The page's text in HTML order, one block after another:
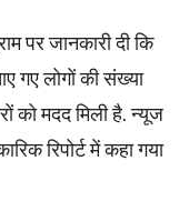
पर जानकारी दी कि
गए लोगों की संख्या
को मदद मिली है. न्यूज
रिपोर्ट में कहा गया